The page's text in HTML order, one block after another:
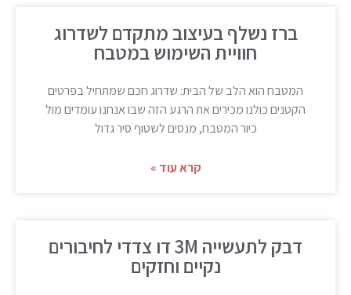
ברז נשלף בעיצוב מתקדם לשדרוג
חוויית השימוש במטבח
המטבח הוא הלב של הבית: שדרוג חכם שמתחיל בפרטים
הקטנים כולנו מכירים את הרגע הזה שבו אנחנו עומדים מול
כיור המטבח, מנסים לשטוף סיר גדול
קרא עוד »
דבק לתעשייה 3M דו צדדי לחיבורים
נקיים וחזקים